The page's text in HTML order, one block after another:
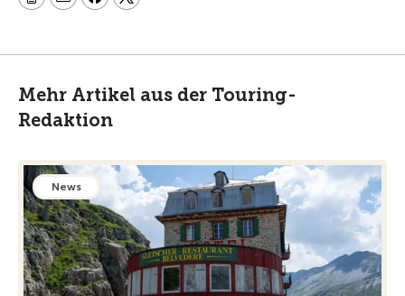
Mehr Artikel aus der Touring-
Redaktion
News